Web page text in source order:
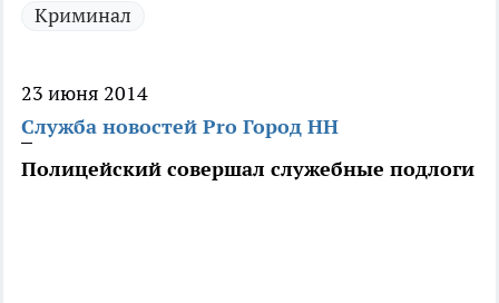
Криминал
23 июня 2014
Служба новостей Pro Город НН
Полицейский совершал служебные подлоги